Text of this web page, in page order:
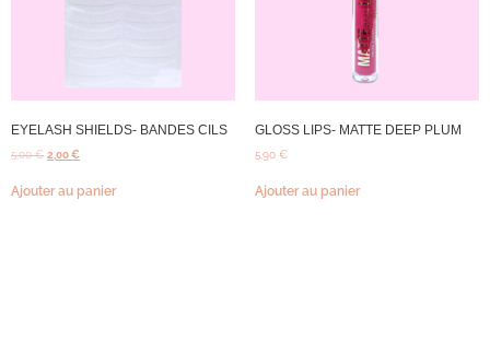
EYELASH SHIELDS- BANDES CILS
5,00€ 2,00€
Ajouter au panier
GLOSS LIPS- MATTE DEEP PLUM
5,90 €
Ajouter au panier